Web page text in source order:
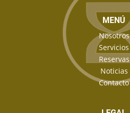
MENÚ
Nosotros
Servicios
Reservas
Noticias
Contacto